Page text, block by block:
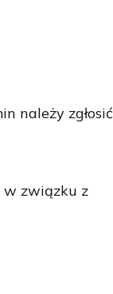
należy zgłosić
w związku z